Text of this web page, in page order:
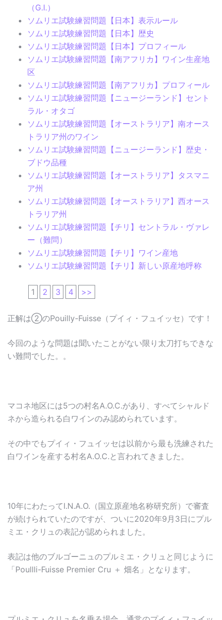
（G.I.）
ソムリエ試験練習問題【日本】表示ルール
ソムリエ試験練習問題【日本】歴史
ソムリエ試験練習問題【日本】プロフィール
ソムリエ試験練習問題【南アフリカ】ワイン生産地
区
ソムリエ試験練習問題【南アフリカ】プロフィール
ソムリエ試験練習問題【ニュージーランド】セント
ラル・オタゴ
ソムリエ試験練習問題【オーストラリア】南オース
トラリア州のワイン
ソムリエ試験練習問題【ニュージーランド】歴史・
ブドウ品種
ソムリエ試験練習問題【オーストラリア】タスマニ
ア州
ソムリエ試験練習問題【オーストラリア】西オース
トラリア州
ソムリエ試験練習問題【チリ】セントラル・ヴァレ
ー（難問）
ソムリエ試験練習問題【チリ】ワイン産地
ソムリエ試験練習問題【チリ】新しい原産地呼称
1 2 3 4 >>
正解は②のPouilly-Fuisse（プイィ・フュイッセ）です！
今回のような問題は聞いたことがない限り太刀打ちできな
い難問でした。。
マコネ地区には5つの村名A.O.C.があり、すべてシャルド
ネから造られる白ワインのみ認められています。
その中でもプイィ・フュイッセは以前から最も洗練された
白ワインを産する村名A.O.C.と言われてきました。
10年にわたってI.N.A.O.（国立原産地名称研究所）で審査
が続けられていたのですが、ついに2020年9月3日にプル
ミエ・クリュの表記が認められました。
表記は他のブルゴーニュのプルミエ・クリュと同じように
「Poullli-Fuisse Premier Cru ＋ 畑名」となります。